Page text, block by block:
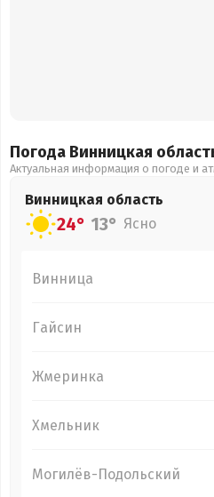
Погода Винницкая
Актуальная информация о погоде и
Винницкая область
24° 13° Ясно
Винница
Гайсин
Жмеринка
Хмельник
Могилёв-Подольский